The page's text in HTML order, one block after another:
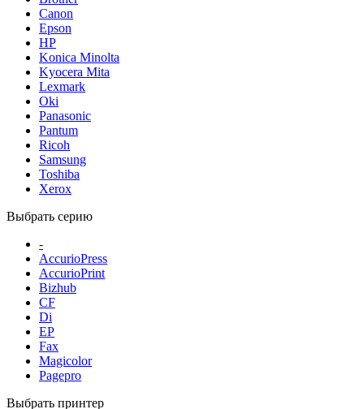
Canon
Epson
HP
Konica Minolta
Kyocera Mita
Lexmark
Oki
Panasonic
Pantum
Ricoh
Samsung
Toshiba
Xerox
Выбрать серию
-
AccurioPress
AccurioPrint
Bizhub
CF
Di
EP
Fax
Magicolor
Pagepro
Выбрать принтер